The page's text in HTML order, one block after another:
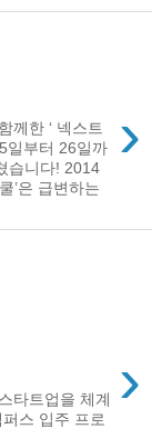
›
께한 ‘ 넥스트
일부터 26일까
습니다! 2014
’은 급변하는
›
타트업을 체계
스 입주 프로